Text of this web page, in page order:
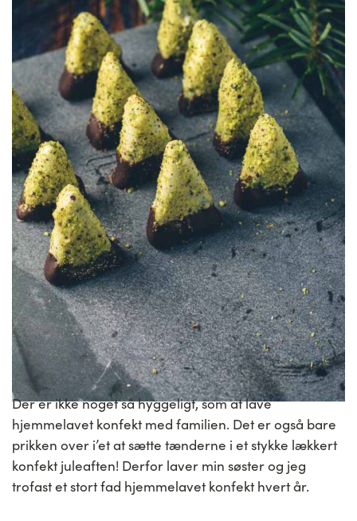
Der er ikke noget så hyggeligt, som at lave
hjemmelavet konfekt med familien. Det er også bare
prikken over i’et at sætte tænderne i et stykke lækkert
konfekt juleaften! Derfor laver min søster og jeg
trofast et stort fad hjemmelavet konfekt hvert år.